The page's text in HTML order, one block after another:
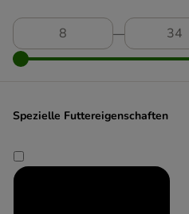
Encore
Eukanuba
FairCat / Green Petfood
GranataPet
Lachs
―
Spezielle Futtereigenschaften